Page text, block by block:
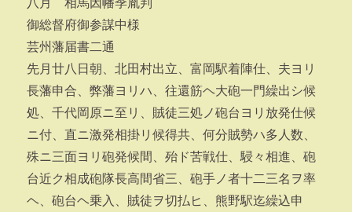
御総督府御参謀中様
芸州藩届書二通
先月廿八日朝、北田村出立、富岡駅着陣仕、夫ヨリ
長藩申合、弊藩ヨリハ、往還筋ヘ大砲一門繰出シ候
処、千代岡原ニ至リ、賊徒三処ノ砲台ヨリ放発仕候
ニ付、直ニ激発相掛リ候得共、何分賊勢ハ多人数、
殊ニ三面ヨリ砲発候間、殆ド苦戦仕、駸々相進、砲
台近ク相成砲隊長高間省三、砲手ノ者十二三名ヲ率
ヘ、砲台ヘ乗入、賊徒ヲ切払ヒ、熊野駅迄繰込申